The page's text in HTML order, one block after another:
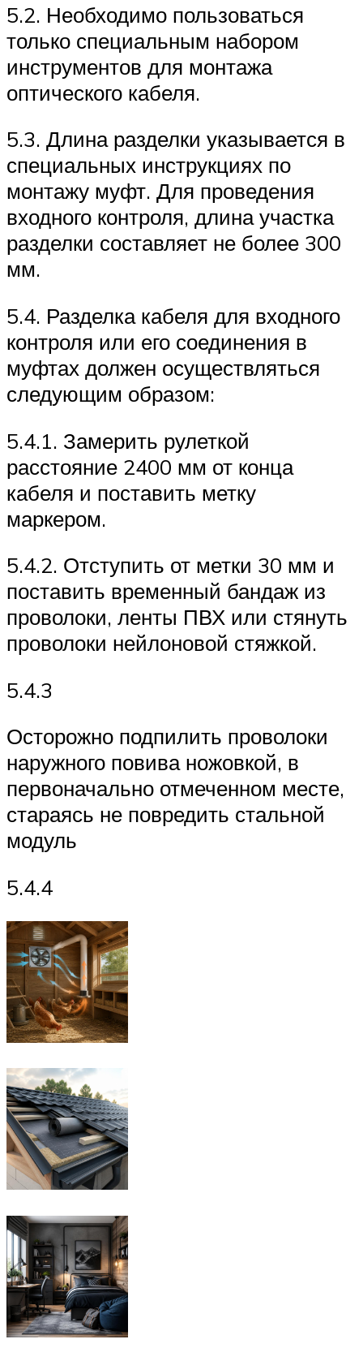
5.2. Необходимо пользоваться
только специальным набором
инструментов для монтажа
оптического кабеля.
5.3. Длина разделки указывается в
специальных инструкциях по
монтажу муфт. Для проведения
входного контроля, длина участка
разделки составляет не более 300
мм.
5.4. Разделка кабеля для входного
контроля или его соединения в
муфтах должен осуществляться
следующим образом:
5.4.1. Замерить рулеткой
расстояние 2400 мм от конца
кабеля и поставить метку
маркером.
5.4.2. Отступить от метки 30 мм и
поставить временный бандаж из
проволоки, ленты ПВХ или стянуть
проволоки нейлоновой стяжкой.
5.4.3
Осторожно подпилить проволоки
наружного повива ножовкой, в
первоначально отмеченном месте,
стараясь не повредить стальной
модуль
5.4.4